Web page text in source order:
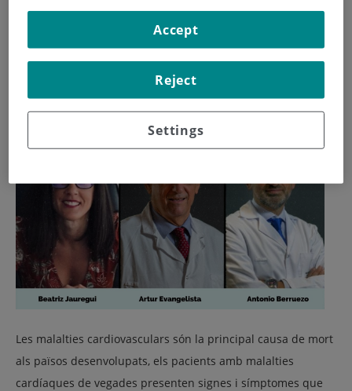
comptaran amb ponents de primer nivell
per tractar temes relacionats amb la
fibril·lació auricular, valvulopaties i
insuficiència cardíaca.
Les malalties cardiovasculars són la principal causa de mort
als països desenvolupats, els pacients amb malalties
cardíaques de vegades presenten signes i símptomes que
Settings
Reject
Accept